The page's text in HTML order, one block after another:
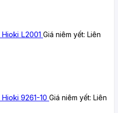
L2001 Giá niêm yết: Liên
9261-10 Giá niêm yết: Liên